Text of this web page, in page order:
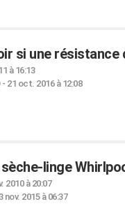
si une résistance
à 16:13
- 21 oct. 2016 à 12:08
linge
2010 à 20:07
nov. 2015 à 06:37